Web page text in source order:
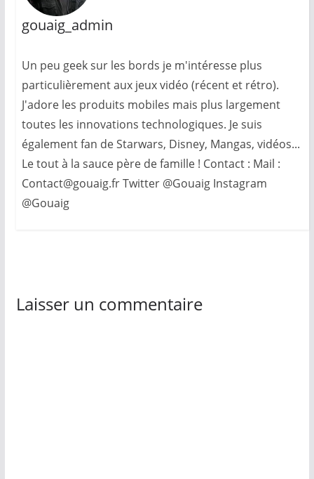
gouaig_admin
Un peu geek sur les bords je m'intéresse plus
particulièrement aux jeux vidéo (récent et rétro).
J'adore les produits mobiles mais plus largement
toutes les innovations technologiques. Je suis
également fan de Starwars, Disney, Mangas, vidéos...
Le tout à la sauce père de famille ! Contact : Mail :
Contact@gouaig.fr Twitter @Gouaig Instagram
@Gouaig
Laisser un commentaire